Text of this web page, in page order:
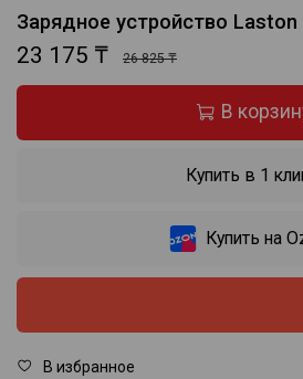
Зарядное устройство Laston
23 175 ₸ 26 825 ₸
В
Купить в 1
Купить на
В избранное